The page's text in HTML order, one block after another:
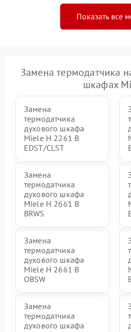
Показать все
Замена термодатчика
шкафах
Замена
термодатчика
духового шкафа
Miele H 2261 B
EDST/CLST
Замена
термодатчика
духового шкафа
Miele H 2661 B
BRWS
Замена
термодатчика
духового шкафа
Miele H 2661 B
OBSW
Замена
термодатчика
духового шкафа